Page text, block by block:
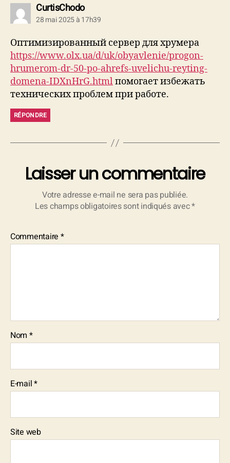
CurtisChododit :
28 mai 2025 à 17h39
Оптимизированный сервер для хрумера
https://www.olx.ua/d/uk/obyavlenie/progon-
hrumerom-dr-50-po-ahrefs-uvelichu-reyting-
domena-IDXnHrG.htmlпомогает избежать
технических проблем при работе.
RÉPONDRE
Laisser un commentaire
Votre adresse e-mail ne sera pas publiée.
Les champs obligatoires sont indiqués avec*
Commentaire *
Nom *
E-mail*
Site web